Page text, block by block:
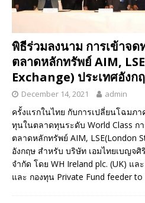
พิธีร่วมลงนาม การเข้าจด
ตลาดหลักทรัพย์ AIM,
Exchange) ประเทศอังก
December 14, 2021 admin
ครั้งแรกในไทย กับการเปลี่ยนโฉมภ
ทุนในตลาดทุนระดับ World Class ก
ตลาดหลักทรัพย์ AIM, LSE(London
อังกฤษ สำหรับ บริษัท เอมไทยเบญจ
จำกัด โดย WH Ireland plc. (UK) แล
และ กองทุน Private Fund feeder to